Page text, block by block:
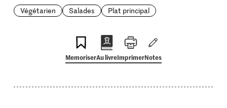
Végétarien
Salades Plat principal
MemoriserAu livreImprimerNotes